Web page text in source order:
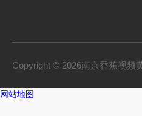
Copyright © 2026南京香蕉视
网站地图